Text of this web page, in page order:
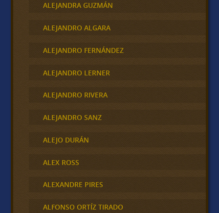
ALEJANDRA GUZMÁN
ALEJANDRO ALGARA
ALEJANDRO FERNÁNDEZ
ALEJANDRO LERNER
ALEJANDRO RIVERA
ALEJANDRO SANZ
ALEJO DURÁN
ALEX ROSS
ALEXANDRE PIRES
ALFONSO ORTÍZ TIRADO